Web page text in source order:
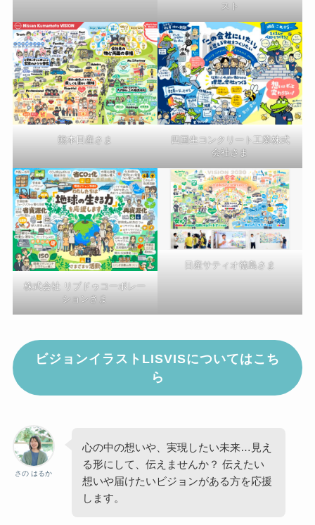
スト
熊本日産さま
四国生コンクリート工業株式
会社さま
株式会社 リブドゥコーポレー
ションさま
日産サティオ徳島さま
ビジョンイラストLISVISについてはこち
ら
さの はるか
心の中の想いや、実現したい未来…見え
る形にして、伝えませんか？ 伝えたい
想いや届けたいビジョンがある方を応援
します。